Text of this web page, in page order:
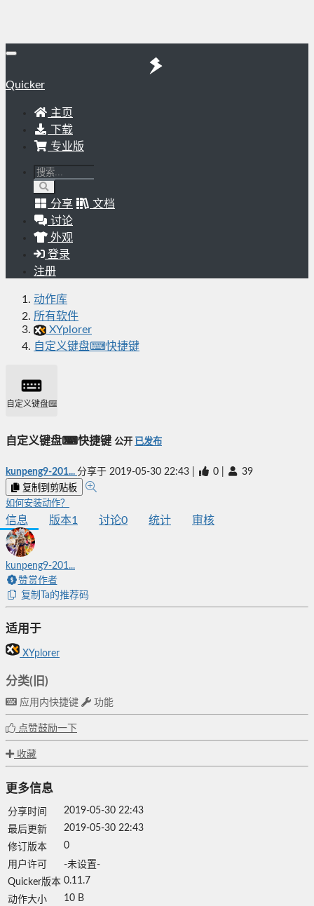
Quicker
主页
下载
专业版
分享
文档
讨论
外观
登录
注册
动作库
所有软件
XYplorer
自定义键盘⌨快捷键
自定义键盘⌨快捷键
自定义键盘⌨快捷键 公开 已发布
kunpeng9-201... 分享于 2019-05-30 22:43 0 39
复制到剪贴板
如何安装动作？
信息 版本1 讨论0 统计 审核
kunpeng9-201...
赞赏作者
复制Ta的推荐码
适用于
XYplorer
分类(旧)
应用内快捷键 功能
点赞鼓励一下
收藏
更多信息
分享时间
2019-05-30 22:43
最后更新
2019-05-30 22:43
修订版本
0
用户许可
-未设置-
Quicker版本 0.11.7
动作大小
10 B